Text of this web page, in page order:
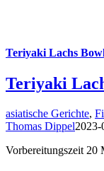
Teriyaki Lachs
Teriyaki
asiatische Gerichte,
Thomas Dippel
Vorbereitungszeit 20